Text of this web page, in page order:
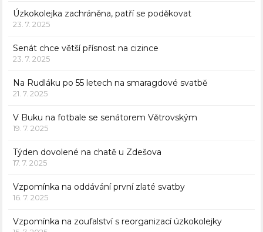
Úzkokolejka zachráněna, patří se poděkovat
23. 7. 2025
Senát chce větší přísnost na cizince
23. 7. 2025
Na Rudláku po 55 letech na smaragdové svatbě
21. 7. 2025
V Buku na fotbale se senátorem Větrovským
19. 7. 2025
Týden dovolené na chatě u Zdešova
17. 7. 2025
Vzpomínka na oddávání první zlaté svatby
16. 7. 2025
Vzpomínka na zoufalství s reorganizací úzkokolejky